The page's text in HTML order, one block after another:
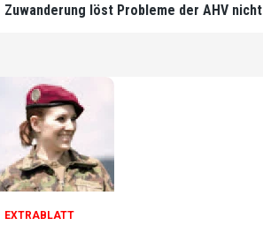
Zuwanderung löst Probleme der AHV nicht
EXTRABLATT